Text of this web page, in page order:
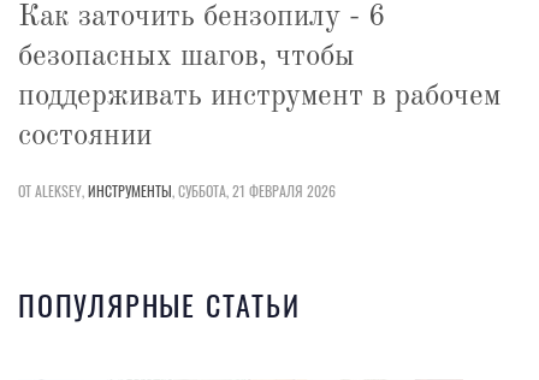
Как заточить бензопилу - 6
безопасных шагов, чтобы
поддерживать инструмент в рабочем
состоянии
ОТ ALEKSEY,ИНСТРУМЕНТЫ,СУББОТА, 21 ФЕВРАЛЯ 2026
ПОПУЛЯРНЫЕ СТАТЬИ